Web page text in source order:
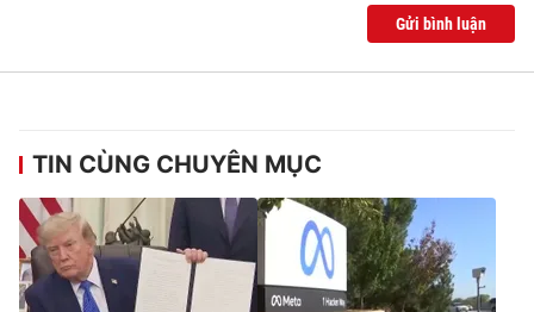
Gửi bình luận
TIN CÙNG CHUYÊN MỤC